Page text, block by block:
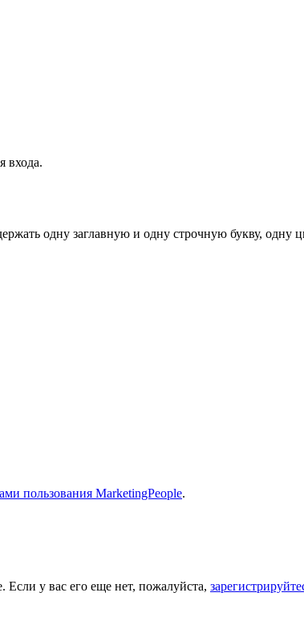
входа.
одну заглавную и одну строчную букву,
пользования MarketingPeople.
Если у вас его еще нет, пожалуйста,